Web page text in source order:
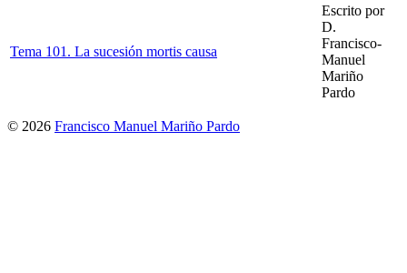
Tema 101. La sucesión mortis causa
Escrito por
D.
Francisco-
Manuel
Mariño
Pardo
© 2026 Francisco Manuel Mariño Pardo